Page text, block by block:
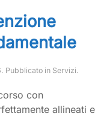
. Pubblicato in Servizi.
con
allineati e